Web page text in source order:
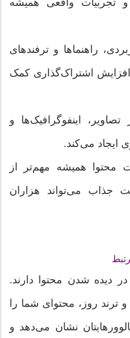
تجربیات واقعی همیشه
راهنماها و ترفندهای
اشتراک‌گذاری کمک
اینفوگرافیک‌ها و
ایجاد می‌کند.
محتوا همیشه مهم‌تر از
می‌تواند هزاران
دیده شدن محتوا دارند.
ترند روز، محتوای شما را
نشان می‌دهد و